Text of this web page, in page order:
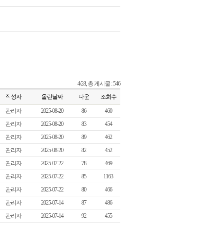
4/28, 총 게시물 : 546
작성자 올린날짜 다운 조회수
관리자 2025-08-20 86
460
관리자 2025-08-20 83
454
관리자 2025-08-20 89
462
관리자 2025-08-20 82
452
관리자 2025-07-22 78
469
관리자 2025-07-22 85
1163
관리자 2025-07-22 80
466
관리자 2025-07-14 87
486
관리자 2025-07-14 92
455